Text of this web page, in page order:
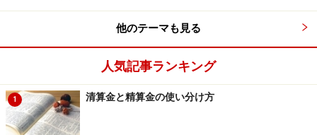
他のテーマも見る
人気記事ランキング
1 清算金と精算金の使い分け方